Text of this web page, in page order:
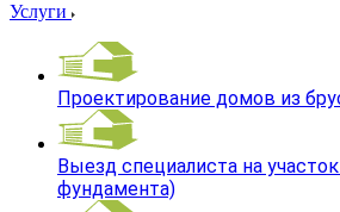
Услуги
Проектирование домов из
Выезд специалиста на
фундамента)